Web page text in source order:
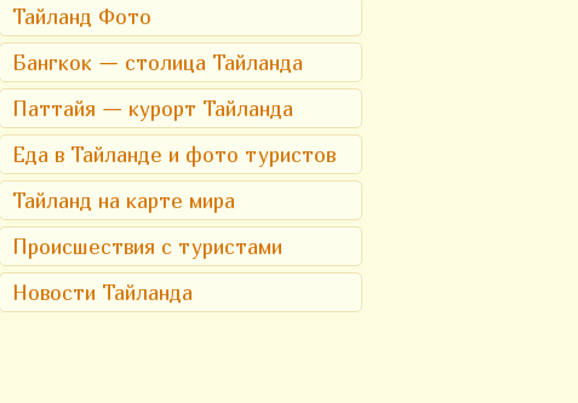
Тайланд Фото
Бангкок — столица Тайланда
Паттайя — курорт Тайланда
Еда в Тайланде и фото туристов
Тайланд на карте мира
Происшествия с туристами
Новости Тайланда